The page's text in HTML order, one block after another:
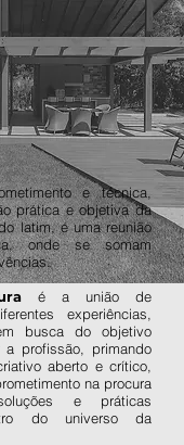
e técnica,
prática e objetiva da
latim, é uma reunião
onde se somam
é a união de
experiências,
busca do objetivo
profissão, primando
aberto e crítico,
na procura
e práticas
do universo da